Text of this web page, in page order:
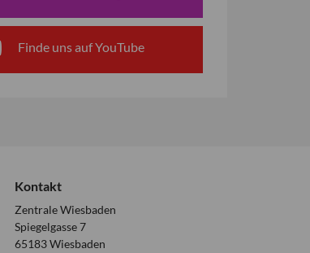
Finde uns auf YouTube
Kontakt
Zentrale Wiesbaden
Spiegelgasse 7
65183 Wiesbaden